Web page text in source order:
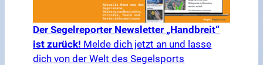
Der Segelreporter Newsletter „Handbreit“
ist zurück! Melde dich jetzt an und lasse
dich von der Welt des Segelsports